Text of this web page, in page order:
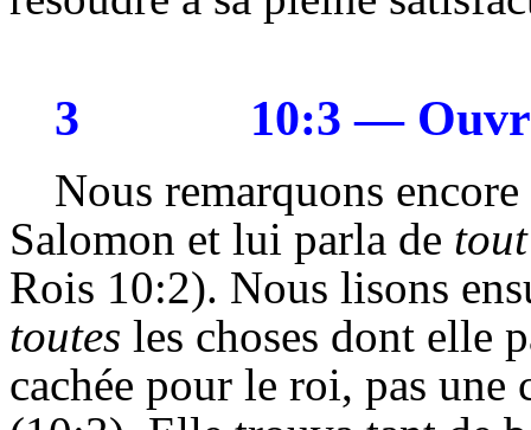
3 10:3 —
Nous remarquons
Salomon et lui parla de tout
Rois 10:2). Nous lisons
toutes les choses dont elle
cachée pour le roi, pas